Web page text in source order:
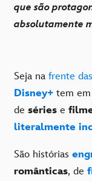
que são
absolutamente
Seja na frente
Disney+ tem em
de séries e
literalmente
São histórias
românticas, de